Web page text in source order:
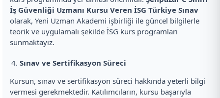
İş Güvenliği Uzmanı Kursu Veren İSG Türkiye Sınav
olarak, Yeni Uzman Akademi işbirliği ile güncel bilgilerle
teorik ve uygulamalı şekilde İSG kurs programları
sunmaktayız.
Sınav ve Sertifikasyon Süreci
Kursun, sınav ve sertifikasyon süreci hakkında yeterli bilgi
vermesi gerekmektedir. Katılımcıların, kursu başarıyla